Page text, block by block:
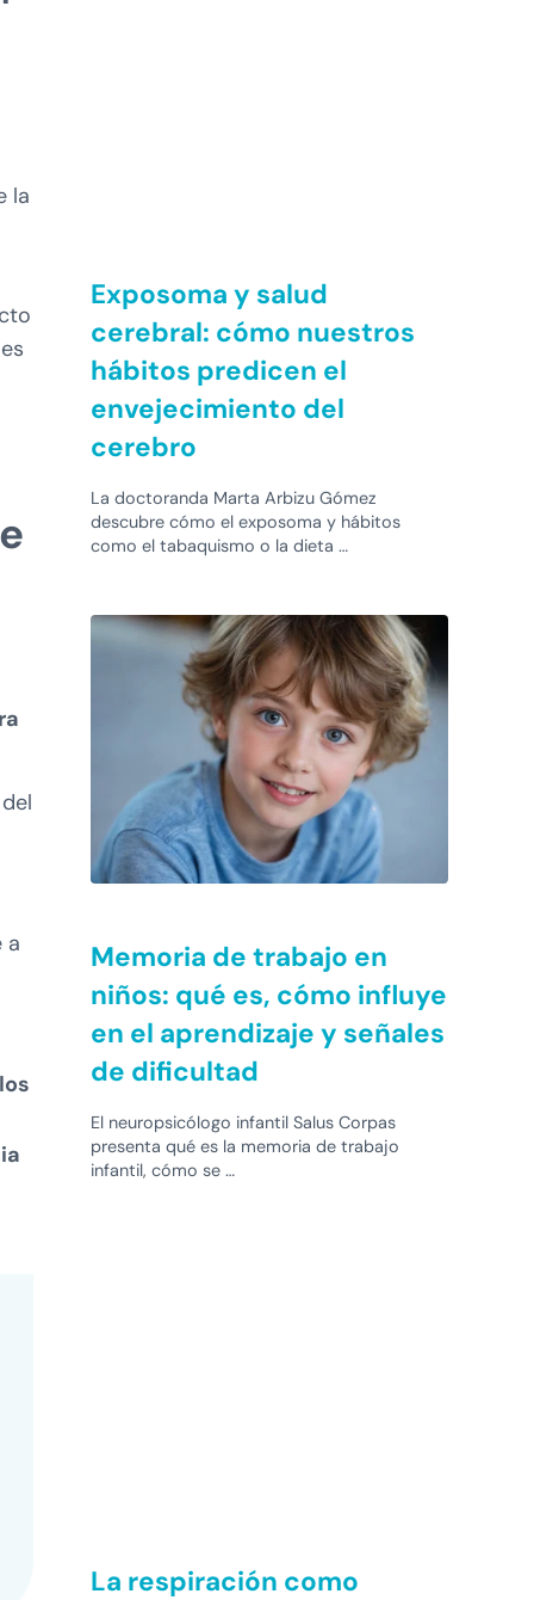
la
a
Exposoma y salud
cerebral: cómo nuestros
hábitos predicen el
envejecimiento del
cerebro
La doctoranda Marta Arbizu Gómez
descubre cómo el exposoma y hábitos
como el tabaquismo o la dieta …
Memoria de trabajo en
niños: qué es, cómo influye
en el aprendizaje y señales
de dificultad
El neuropsicólogo infantil Salus Corpas
presenta qué es la memoria de trabajo
infantil, cómo se …
La respiración como